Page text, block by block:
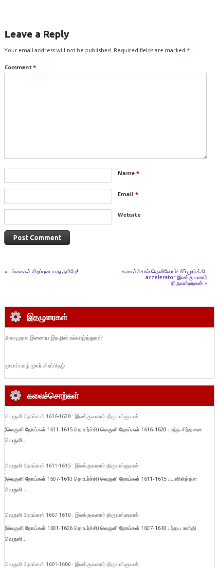
Leave a Reply
Your email address will not be published. Required fields are marked *
Comment *
Name *
Email *
Website
« பல்வகைச் சிறப்புடையது தமிழே!
கலைச்சொல் தெளிவோம்! 65.முடுக்கி-
accelerator இலக்குவனார்
திருவள்ளுவன் »
இதழுரைகள்
அகரமுதல இணைய இதழின் நல்வாழ்த்துகள்!
மூவாப்புகழ் மூவர் சிறப்பிதழ்
கலைச்சொற்கள்
வெருளி நோய்கள் 1616-1620 : இலக்குவனார் திருவள்ளுவன்
(வெருளி நோய்கள் 1611-1615 தொடர்ச்சி) வெருளி நோய்கள் 1616-1620 பரந்த சிந்தனை
வெருளி...
வெருளி நோய்கள் 1611-1615 : இலக்குவனார் திருவள்ளுவன்
(வெருளி நோய்கள் 1607-1610 தொடர்ச்சி) வெருளி நோய்கள் 1611-1615 பயனிலித்தள
வெருளி -...
வெருளி நோய்கள் 1607-1610 : இலக்குவனார் திருவள்ளுவன்
(வெருளி நோய்கள் 1601-1606 தொடர்ச்சி) வெருளி நோய்கள் 1607-1610 பந்தய ஊர்தி
வெருளி...
வெருளி நோய்கள் 1601-1606 : இலக்குவனார் திருவள்ளுவன்